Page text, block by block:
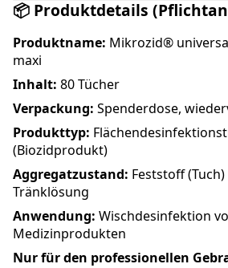
📦 Produktdetails
Produktname: Mikrozid®
maxi
Inhalt: 80 Tücher
Verpackung: Spenderdose,
Produkttyp:
(Biozidprodukt)
Aggregatzustand: Feststoff
Tränklösung
Anwendung: Wischdesinfektion
Medizinprodukten
Nur für den professionellen